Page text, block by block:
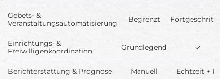
Gebets- &
Veranstaltungsautomatisierung
Begrenzt
Einrichtungs- &
Freiwilligenkoordination
Grundlegend ✓
Berichterstattung & Prognose Manuell Echtzeit + KI